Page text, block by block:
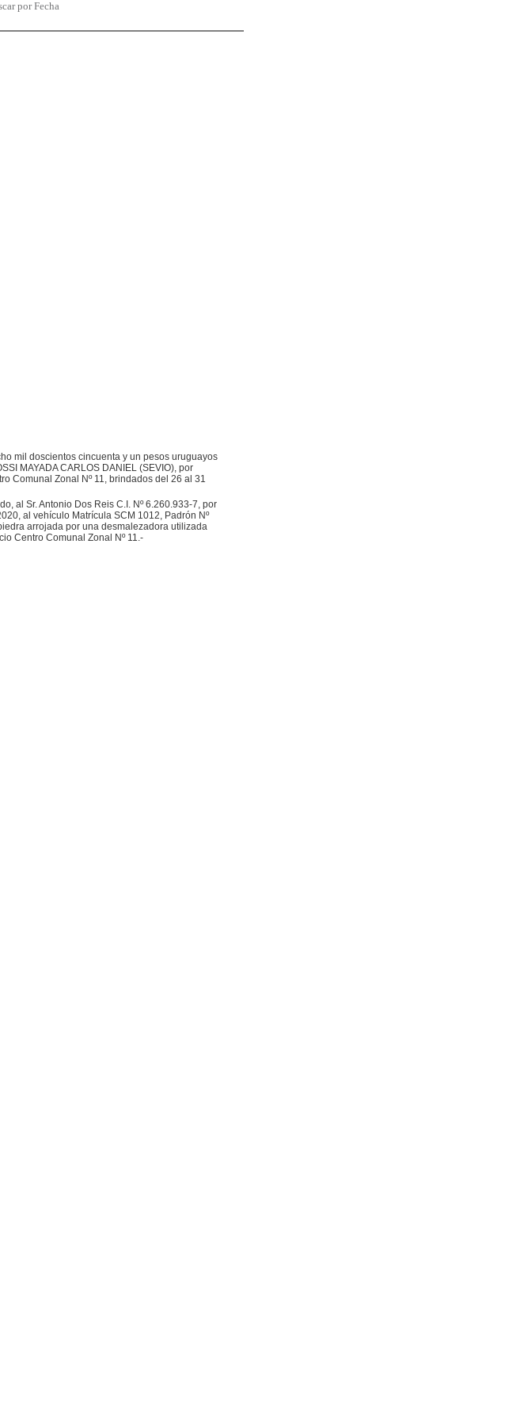
por Fecha
mil doscientos cincuenta y un pesos uruguayos
MAYADA CARLOS DANIEL (SEVIO), por
Comunal Zonal Nº 11, brindados del 26 al 31
al Sr. Antonio Dos Reis C.I. Nº 6.260.933-7, por
al vehículo Matrícula SCM 1012, Padrón Nº
arrojada por una desmalezadora utilizada
Centro Comunal Zonal Nº 11.-